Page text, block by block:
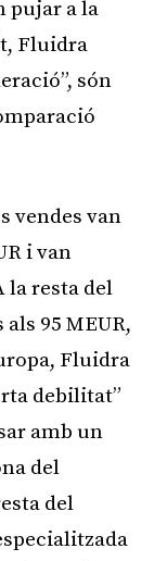
pujar a la
Fluidra
són
vendes van
i van
la resta del
95 MEUR,
Fluidra
debilitat”
amb un
del
del